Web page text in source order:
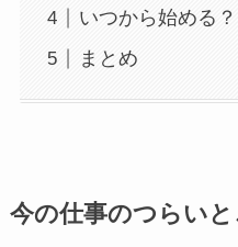
いつから始める？
まとめ
今の仕事のつらいと